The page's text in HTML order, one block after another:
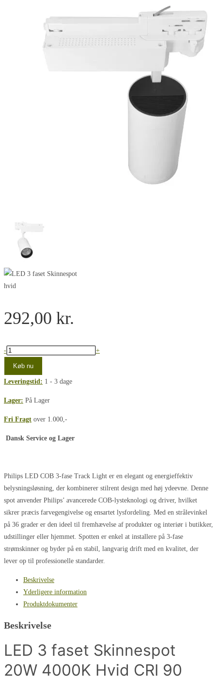
292,00 kr.
LED
faset
Skinnespot
20W
Hvid
CRI
- +
Køb nu
Leveringstid: 1 - 3 dage
Lager: På Lager
Fri Fragt over 1.000,-
Dansk Service og Lager
Philips LED COB 3-fase Track Light er en elegant og energieffektiv
belysningsløsning, der kombinerer stilrent design med høj ydeevne. Denne
spot anvender Philips’ avancerede COB-lysteknologi og driver, hvilket
sikrer præcis farvegengivelse og ensartet lysfordeling. Med en strålevinkel
på 36 grader er den ideel til fremhævelse af produkter og interiør i butikker,
udstillinger eller hjemmet. Spotten er enkel at installere på 3-fase
strømskinner og byder på en stabil, langvarig drift med en kvalitet, der
lever op til professionelle standarder.
Beskrivelse
Yderligere information
Produktdokumenter
Beskrivelse
LED 3 faset Skinnespot
20W 4000K Hvid CRI 90